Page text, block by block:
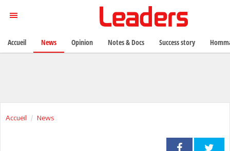
Accueil News
Accueil News Opinion Notes & Docs Success story